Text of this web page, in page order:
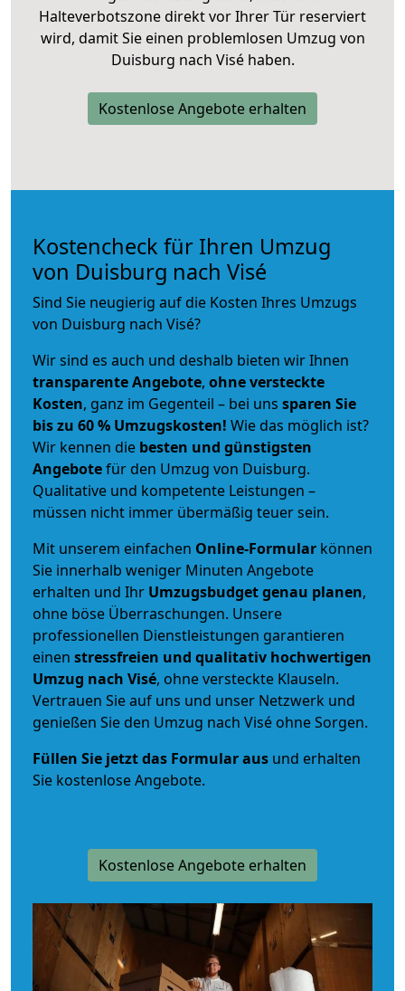
Halteverbotszone direkt vor Ihrer Tür reserviert
wird, damit Sie einen problemlosen Umzug von
Duisburg nach Visé haben.
Kostenlose Angebote erhalten
Kostencheck für Ihren Umzug
von Duisburg nach Visé
Sind Sie neugierig auf die Kosten Ihres Umzugs
von Duisburg nach Visé?
Wir sind es auch und deshalb bieten wir Ihnen
transparente Angebote, ohne versteckte
Kosten, ganz im Gegenteil – bei uns sparen Sie
bis zu 60 % Umzugskosten! Wie das möglich ist?
Wir kennen die besten und günstigsten
Angebotefür den Umzug von Duisburg.
Qualitative und kompetente Leistungen –
müssen nicht immer übermäßig teuer sein.
Mit unserem einfachen Online-Formular können
Sie innerhalb weniger Minuten Angebote
erhalten und Ihr Umzugsbudgetgenau planen,
ohne böse Überraschungen. Unsere
professionellen Dienstleistungen garantieren
einen stressfreien und qualitativ hochwertigen
Umzug nach Visé, ohne versteckte Klauseln.
Vertrauen Sie auf uns und unser Netzwerk und
genießen Sie den Umzug nach Visé ohne Sorgen.
Füllen Sie jetzt das Formular aus und erhalten
Sie kostenlose Angebote.
Kostenlose Angebote erhalten